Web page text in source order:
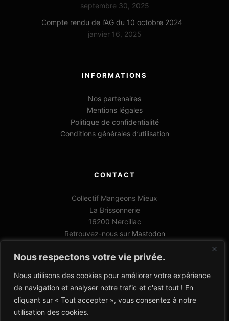
Nous respectons votre vie privée.
Nous utilisons des cookies pour améliorer votre expérience
de navigation et analyser notre trafic et c'est tout ! En
cliquant sur « Tout accepter », vous consentez à notre
utilisation des cookies.
septembre 30, 2025
Compte rendu de l’AG du 10 octobre 2024
janvier 16, 2025
INFORMATIONS
Nos partenaires
Mentions légales
Politique de confidentialité
Conditions générales d’utilisation
CONTACT
Collectif Mangeons Mieux
La Brissonnerie
16200 Nercillac
Retrouvez-nous sur Mastodon
06 78 33 68 02